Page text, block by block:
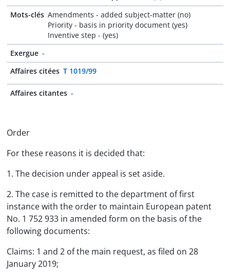
Mots-clés Amendments - added subject-matter (no)
Priority - basis in priority document (yes)
Inventive step - (yes)
Exergue -
Affaires citées T 1019/99
Affaires citantes -
Order
For these reasons it is decided that:
1. The decision under appeal is set aside.
2. The case is remitted to the department of first
instance with the order to maintain European patent
No. 1 752 933 in amended form on the basis of the
following documents:
Claims: 1 and 2 of the main request, as filed on 28
January 2019;